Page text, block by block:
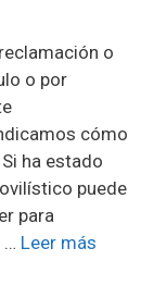
o
o por
cómo
ha estado
puede
para
… Leer más